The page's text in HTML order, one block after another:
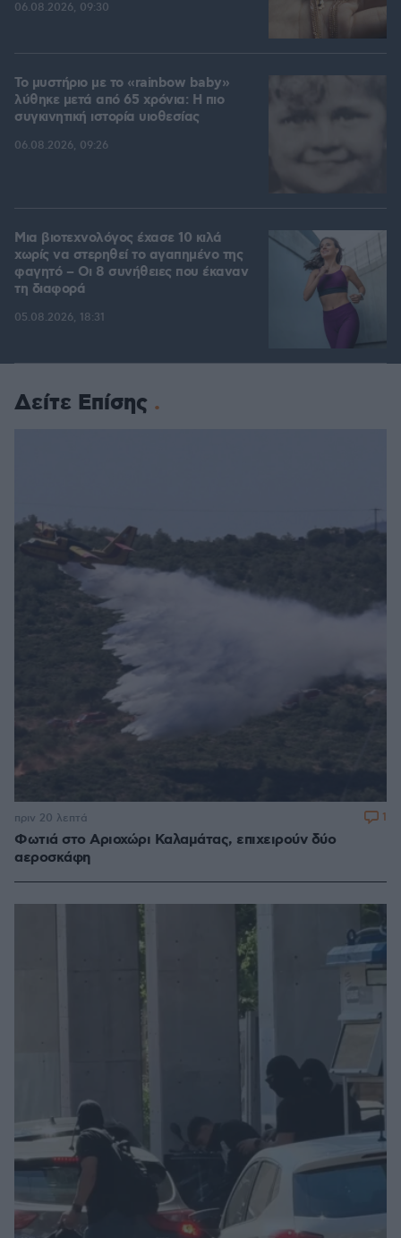
06.08.2026, 09:30
Το μυστήριο με το «rainbow baby»
λύθηκε μετά από 65 χρόνια: Η πιο
συγκινητική ιστορία υιοθεσίας
06.08.2026, 09:26
Μια βιοτεχνολόγος έχασε 10 κιλά
χωρίς να στερηθεί το αγαπημένο της
φαγητό – Οι 8 συνήθειες που έκαναν
τη διαφορά
05.08.2026, 18:31
Δείτε Επίσης
Φωτιά στο Αριοχώρι Καλαμάτας, επιχειρούν δύο
αεροσκάφη
πριν 20 λεπτά 1